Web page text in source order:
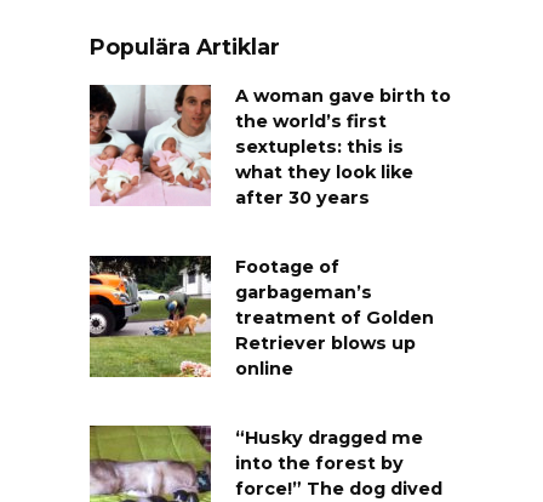
Populära Artiklar
A woman gave birth to
the world’s first
sextuplets: this is
what they look like
after 30 years
Footage of
garbageman’s
treatment of Golden
Retriever blows up
online
“Husky dragged me
into the forest by
force!” The dog dived